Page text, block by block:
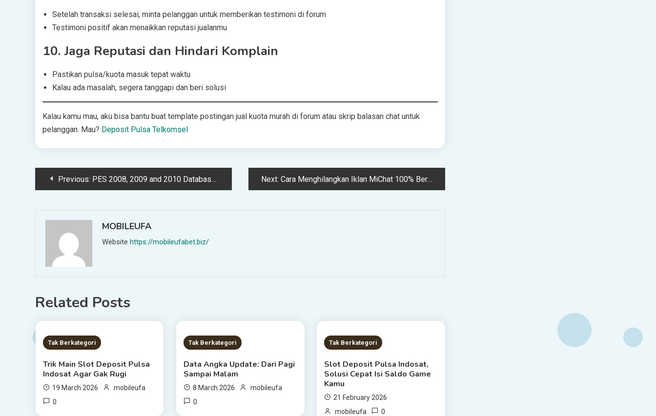
Setelah transaksi selesai, minta pelanggan untuk memberikan testimoni di forum
Testimoni positif akan menaikkan reputasi jualanmu
10.Jaga Reputasi dan Hindari Komplain
Pastikan pulsa/kuota masuk tepat waktu
Kalau ada masalah, segera tanggapi dan beri solusi
Kalau kamu mau, aku bisa bantu buat template postingan jual kuota murah di forum atau skrip balasan chat untuk
pelanggan. Mau? Deposit Pulsa Telkomsel
PostPrevious: PES 2008, 2009 and 2010 Databases Now Available on PES Master Next: Cara Menghilangkan Iklan MiChat 100% Berhasil
MOBILEUFA
Website https://mobileufabet.biz/
Related Posts
1 MIN READ
Tak Berkategori
Trik Main Slot Deposit Pulsa
Indosat Agar Gak Rugi
19 March 2026 mobileufa
0
1 MIN READ
Tak Berkategori
Data Angka Update: Dari Pagi
Sampai Malam
8 March 2026 mobileufa
0
2 MINS READ
Tak Berkategori
Slot Deposit Pulsa Indosat,
Solusi Cepat Isi Saldo Game
Kamu
21 February 2026
mobileufa
0